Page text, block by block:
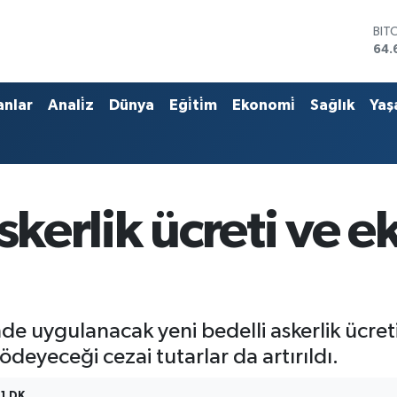
Anali̇z Dünya Eği̇ti̇m Ekonomi̇ Sağlık
ücreti ve
uygulanacak yeni bedelli askerlik
cezai tutarlar da artırıldı.